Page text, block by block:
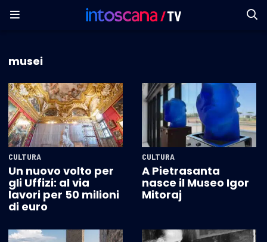
musei
CULTURA
Un nuovo volto per
gli Uffizi: al via
lavori per 50 milioni
di euro
CULTURA
A Pietrasanta
nasce il Museo Igor
Mitoraj